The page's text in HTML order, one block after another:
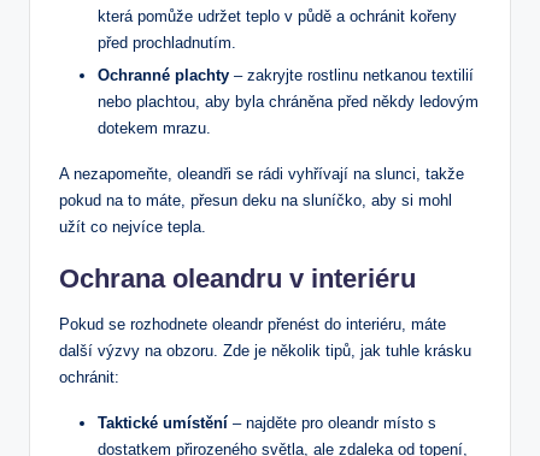
která pomůže ⁣udržet‍ teplo v půdě a ochránit kořeny
před prochladnutím.
Ochranné plachty – ‌zakryjte rostlinu‌ netkanou⁣ textilií
⁢nebo⁢ plachtou, aby ​byla chráněna ⁣před ‍někdy ledovým
dotekem ⁣mrazu.
A nezapomeňte, oleandři se ⁢rádi ⁢vyhřívají⁣ na slunci, takže
pokud na ‌to ⁢máte, ⁣přesun deku na sluníčko, aby ⁤si mohl
užít co nejvíce tepla.
Ochrana oleandru v​ interiéru
Pokud‍ se rozhodnete oleandr přenést do interiéru, máte
⁢další​ výzvy na obzoru. Zde je několik ⁤tipů, jak tuhle⁢ krásku
ochránit:
Taktické umístění –​ najděte‍ pro oleandr místo s
dostatkem přirozeného světla, ale zdaleka ⁢od topení,